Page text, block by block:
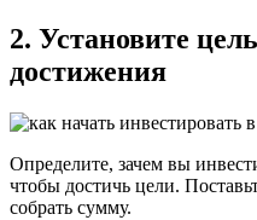
2. Установите
достижения
Определите, зачем вы
чтобы достичь цели.
собрать сумму.